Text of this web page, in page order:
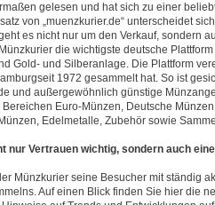
gelesen und hat sich zu einer
von „muenzkurier.de“ unterscheidet
es nicht nur um den Verkauf, sondern
die wichtigste deutsche
Gold- und Silberanlage. Die Plattform
1972 gesammelt hat. So ist
und außergewöhnlich günstige
Euro-Münzen, Deutsche
Edelmetalle, Zubehör sowie
nur Vertrauen wichtig, sondern auch
Münzkurier seine Besucher mit ständig
Auf einen Blick finden Sie hier die